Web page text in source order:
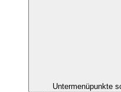
Untermenüpunkte